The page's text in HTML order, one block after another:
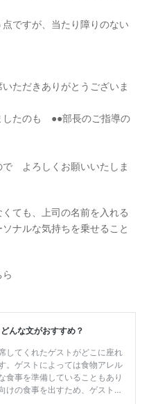
ですが、当たり障りのない
ただきありがとうございま
したのも ●●部長のご指導の
で よろしくお願いいたしま
ても、上司の名前を入れる
ナルな気持ちを乗せること